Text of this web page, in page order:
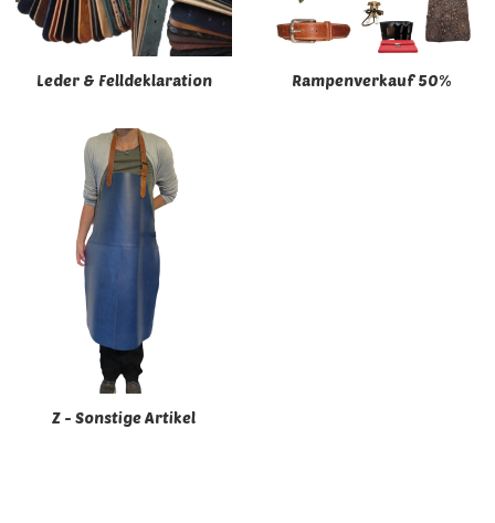
Leder & Felldeklaration Rampenverkauf 50%
Z - Sonstige Artikel